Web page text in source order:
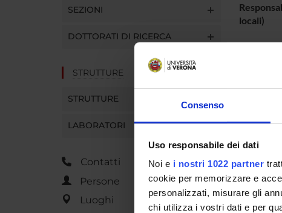
Consenso
Uso responsabile dei dati
Noi e i nostri 1022 partner
cookie per memorizzare e
personalizzati, misurare gli
chi utilizza i vostri dati e per
SEZIONI
DOTTORATI DI RICERCA
STRUTTURE
STRUTTURE
LABORATORI
Contatti
Persone
Luoghi
locali)
ENTI
Claudio